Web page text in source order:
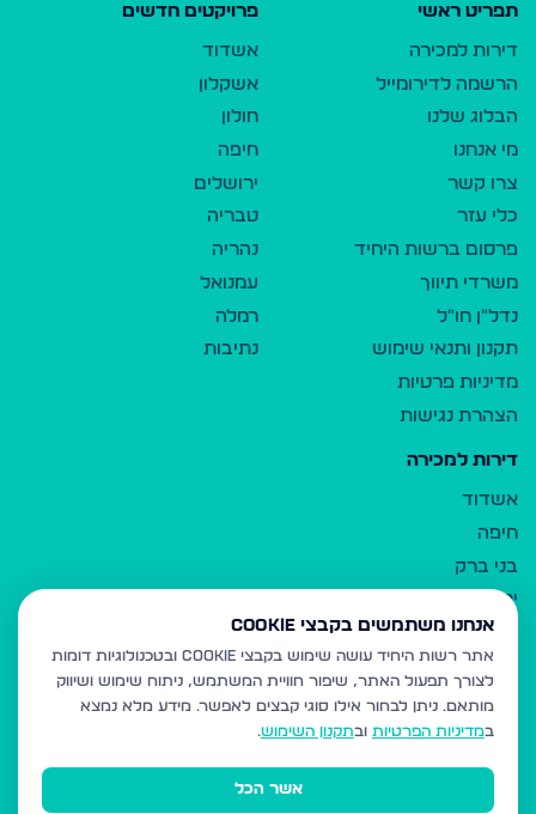
תפריט ראשי
דירות למכירה
הרשמה לדירומייל
הבלוג שלנו
מי אנחנו
צרו קשר
כלי עזר
פרסום ברשות היחיד
משרדי תיווך
נדל"ן חו"ל
תקנון ותנאי שימוש
מדיניות פרטיות
הצהרת נגישות
פרויקטים חדשים
אשדוד
אשקלון
חולון
חיפה
ירושלים
טבריה
נהריה
עמנואל
רמלה
נתיבות
דירות למכירה
אשדוד
חיפה
בני ברק
ירושלים
אלעד
גבעת זאב
בית שמש
רכסים
מודיעין עילית
אנחנו משתמשים בקבצי Cookie
אתר רשות היחיד עושה שימוש בקבצי Cookie ובטכנולוגיות דומות
לצורך תפעול האתר, שיפור חוויית המשתמש, ניתוח שימוש ושיווק
מותאם. ניתן לבחור אילו סוגי קבצים לאפשר. מידע מלא נמצא
במדיניות הפרטיות ובתקנון השימוש.
אשר הכל